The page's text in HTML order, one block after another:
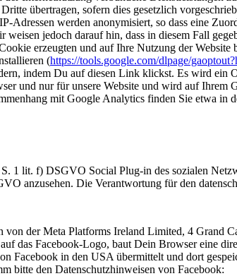
übertragen, sofern dies gesetzlich
Adressen werden anonymisiert, so dass eine
jedoch darauf hin, dass in diesem Fall
erzeugten und auf Ihre Nutzung der
(https://tools.google.com/dlpage/
indem Du auf diesen Link klickst. Es wird ein
und nur für unsere Website und wird auf Ihrem
mit Google Analytics finden Sie etwa in
1 lit. f) DSGVO Social Plug-in des sozialen
anzusehen. Die Verantwortung für den
der Meta Platforms Ireland Limited, 4
das Facebook-Logo, baut Dein Browser eine
Facebook in den USA übermittelt und dort
bitte den Datenschutzhinweisen von Facebook: